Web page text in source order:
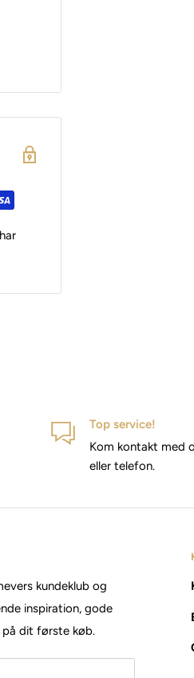
Top service!
Kom kontakt med
eller telefon.
kundeklub og
inspiration, gode
dit første køb.